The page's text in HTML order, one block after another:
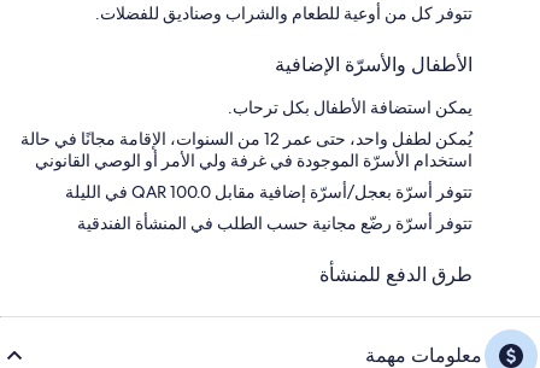
تتوفر كل من أوعية للطعام والشراب وصناديق للفضلات.
الأطفال والأسرّة الإضافية
يمكن استضافة الأطفال بكل ترحاب.
يُمكن لطفل واحد، حتى عمر 12 من السنوات، الإقامة مجانًا في حالة
استخدام الأسرّة الموجودة في غرفة ولي الأمر أو الوصي القانوني
تتوفر أسرّة بعجل/أسرّة إضافية مقابل QAR 100.0 في الليلة
تتوفر أسرّة رضّع مجانية حسب الطلب في المنشأة الفندقية
طرق الدفع للمنشأة
معلومات مهمة